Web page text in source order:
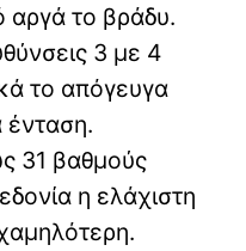
αργά το βράδυ.
3 με 4
το απόγευγα
ένταση.
31 βαθμούς
η ελάχιστη